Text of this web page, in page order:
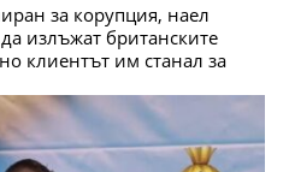
за корупция, наел
излъжат британските
клиентът им станал за